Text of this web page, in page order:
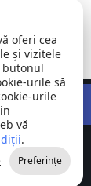
Toate
drepturile
rezervate
oferi cea
și vizitele
butonul
urile să
urile
vă
.
Preferințe